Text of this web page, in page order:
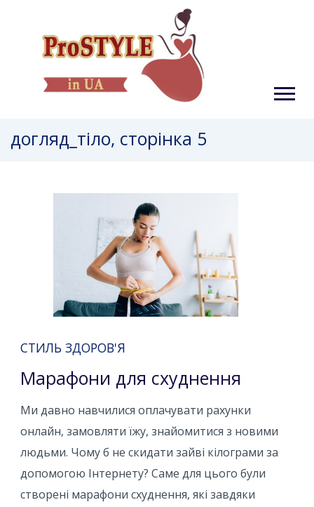
догляд_тіло, сторінка 5
СТИЛЬ ЗДОРОВ'Я
Марафони для схуднення
Ми давно навчилися оплачувати рахунки
онлайн, замовляти їжу, знайомитися з новими
людьми. Чому б не скидати зайві кілограми за
допомогою Інтернету? Саме для цього були
створені марафони схуднення, які завдяки